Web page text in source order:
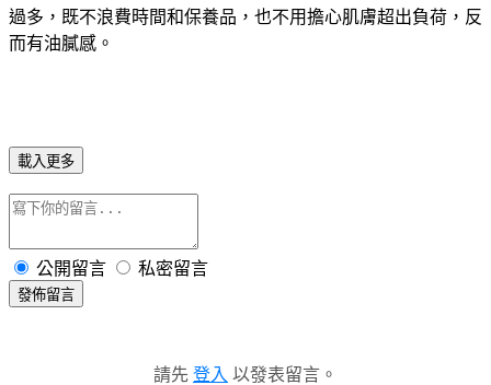
過多，既不浪費時間和保養品，也不用擔心肌膚超出負荷，反
而有油膩感。
載入更多
公開留言 私密留言
發佈留言
請先 登入 以發表留言。